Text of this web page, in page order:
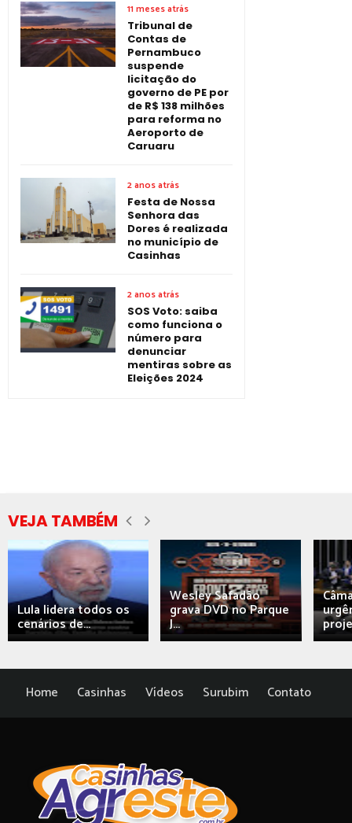
11 meses atrás
Tribunal de
Contas de
Pernambuco
suspende
licitação do
governo de PE por
de R$ 138 milhões
para reforma no
Aeroporto de
Caruaru
2 anos atrás
Festa de Nossa
Senhora das
Dores é realizada
no município de
Casinhas
2 anos atrás
SOS Voto: saiba
como funciona o
número para
denunciar
mentiras sobre as
Eleições 2024
VEJA TAMBÉM
Lula lidera todos os
cenários de...
Wesley Safadão
grava DVD no Parque
J...
Home Casinhas Vídeos Surubim Contato